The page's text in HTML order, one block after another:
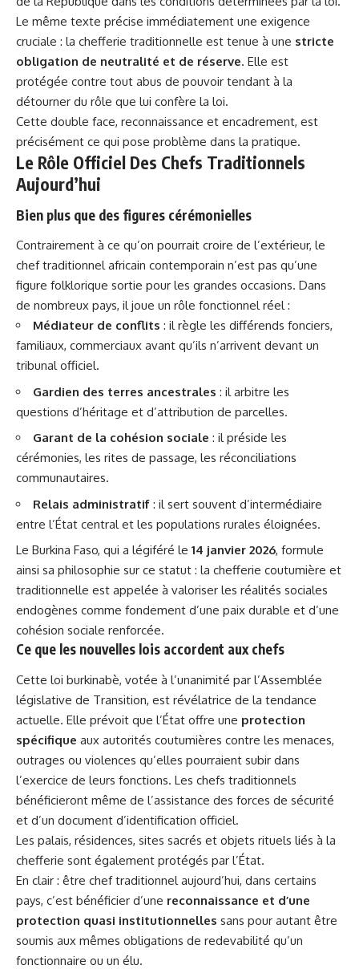
Le même texte précise immédiatement une exigence
cruciale : la chefferie traditionnelle est tenue à une stricte
obligation de neutralité et de réserve. Elle est
protégée contre tout abus de pouvoir tendant à la
détourner du rôle que lui confère la loi.
Cette double face, reconnaissance et encadrement, est
précisément ce qui pose problème dans la pratique.
Le Rôle Officiel Des Chefs Traditionnels
Aujourd’hui
Bien plus que des figures cérémonielles
Contrairement à ce qu’on pourrait croire de l’extérieur, le
chef traditionnel africain contemporain n’est pas qu’une
figure folklorique sortie pour les grandes occasions. Dans
de nombreux pays, il joue un rôle fonctionnel réel :
Médiateur de conflits : il règle les différends fonciers,
familiaux, commerciaux avant qu’ils n’arrivent devant un
tribunal officiel.
Gardien des terres ancestrales : il arbitre les
questions d’héritage et d’attribution de parcelles.
Garant de la cohésion sociale : il préside les
cérémonies, les rites de passage, les réconciliations
communautaires.
Relais administratif : il sert souvent d’intermédiaire
entre l’État central et les populations rurales éloignées.
Le Burkina Faso, qui a légiféré le 14 janvier 2026, formule
ainsi sa philosophie sur ce statut : la chefferie coutumière et
traditionnelle est appelée à valoriser les réalités sociales
endogènes comme fondement d’une paix durable et d’une
cohésion sociale renforcée.
Ce que les nouvelles lois accordent aux chefs
Cette loi burkinabè, votée à l’unanimité par l’Assemblée
législative de Transition, est révélatrice de la tendance
actuelle. Elle prévoit que l’État offre une protection
spécifique aux autorités coutumières contre les menaces,
outrages ou violences qu’elles pourraient subir dans
l’exercice de leurs fonctions. Les chefs traditionnels
bénéficieront même de l’assistance des forces de sécurité
et d’un document d’identification officiel.
Les palais, résidences, sites sacrés et objets rituels liés à la
chefferie sont également protégés par l’État.
En clair : être chef traditionnel aujourd’hui, dans certains
pays, c’est bénéficier d’une reconnaissance et d’une
protection quasi institutionnelles sans pour autant être
soumis aux mêmes obligations de redevabilité qu’un
fonctionnaire ou un élu.